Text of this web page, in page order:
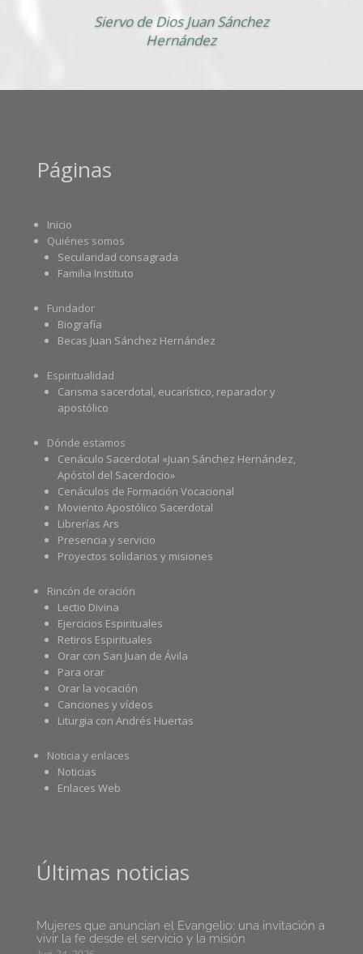
Siervo de Dios Juan Sánchez
Hernández
Páginas
Inicio
Quiénes somos
Secularidad consagrada
Familia Instituto
Fundador
Biografía
Becas Juan Sánchez Hernández
Espiritualidad
Carisma sacerdotal, eucarístico, reparador y
apostólico
Dónde estamos
Cenáculo Sacerdotal «Juan Sánchez Hernández,
Apóstol del Sacerdocio»
Cenáculos de Formación Vocacional
Moviento Apostólico Sacerdotal
Librerías Ars
Presencia y servicio
Proyectos solidarios y misiones
Rincón de oración
Lectio Divina
Ejercicios Espirituales
Retiros Espirituales
Orar con San Juan de Ávila
Para orar
Orar la vocación
Canciones y vídeos
Liturgia con Andrés Huertas
Noticia y enlaces
Noticias
Enlaces Web
Últimas noticias
Mujeres que anuncian el Evangelio: una invitación a
vivir la fe desde el servicio y la misión